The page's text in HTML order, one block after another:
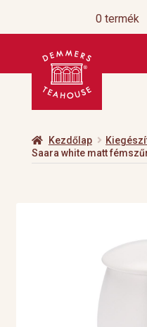
0 termék
Ugrás
navigációhoz
Kilépés
tartalomba
Kezdőlap
Saara white matt